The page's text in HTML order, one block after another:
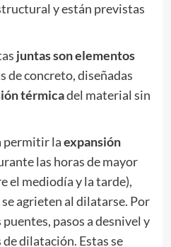
y están previstas
juntas son elementos
de concreto, diseñadas
térmicadel material sin
permitir laexpansión
las horas de mayor
el mediodía y la tarde),
agrieten al dilatarse. Por
pasos a desnivel y
dilatación. Estas se